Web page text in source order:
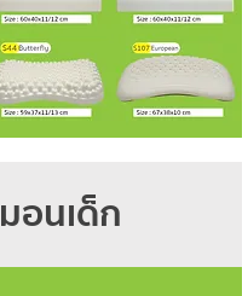
อนเด็ก